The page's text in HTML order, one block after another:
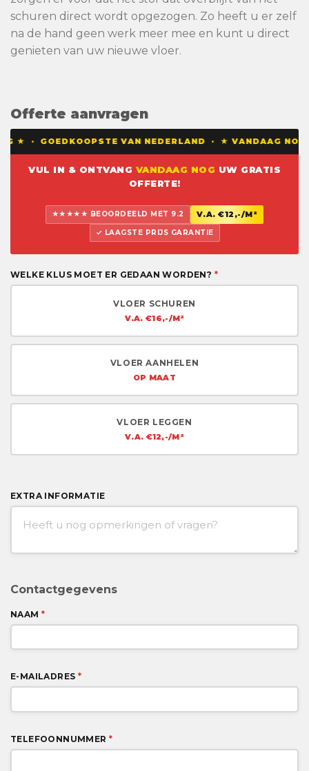
schuren direct wordt opgezogen. Zo heeft u er zelf
na de hand geen werk meer mee en kunt u direct
genieten van uw nieuwe vloer.
Offerte aanvragen
· GOEDKOOPSTE VAN NEDERLAND · ★ VANDAAG NOG
VUL IN & ONTVANG VANDAAG NOG UW GRATIS
OFFERTE!
★★★★★ BEOORDEELD MET 9.2 V.A. €12,-/M²
✓ LAAGSTE PRIJS GARANTIE
WELKE KLUS MOET ER GEDAAN WORDEN? *
VLOER SCHUREN
V.A. €16,-/M²
VLOER AANHELEN
OP MAAT
VLOER LEGGEN
V.A. €12,-/M²
EXTRA INFORMATIE
Contactgegevens
NAAM *
E-MAILADRES *
TELEFOONNUMMER *